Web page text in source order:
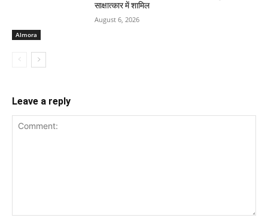
Almora
साक्षात्कार में शामिल
August 6, 2026
Leave a reply